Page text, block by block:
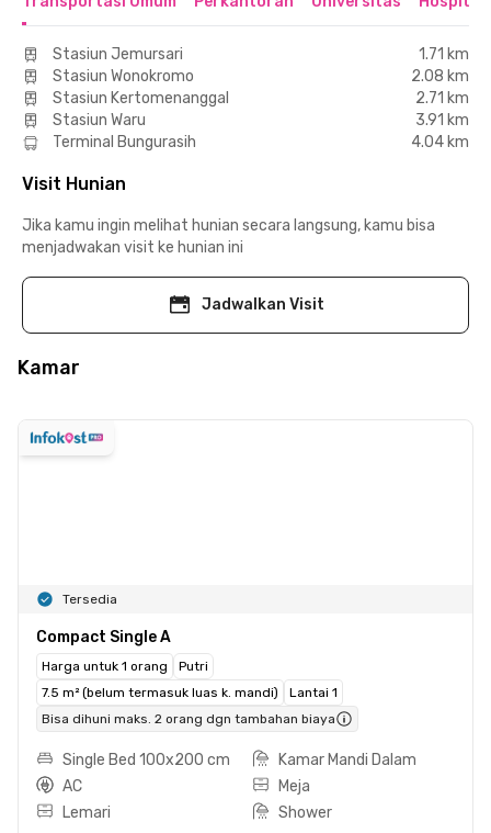
Stasiun Jemursari
1.71 km
Stasiun Wonokromo
2.08 km
Stasiun Kertomenanggal
2.71 km
Stasiun Waru
3.91 km
Terminal Bungurasih
4.04 km
Visit Hunian
Jika kamu ingin melihat hunian secara langsung, kamu bisa
menjadwakan visit ke hunian ini
Jadwalkan Visit
Kamar
Tersedia
Compact Single A
Harga untuk 1 orang
Putri
7.5 m² (belum termasuk luas k. mandi)
Lantai 1
Bisa dihuni maks. 2 orang dgn tambahan biaya
Single Bed 100x200 cm
Kamar Mandi Dalam
AC
Meja
Lemari
Shower